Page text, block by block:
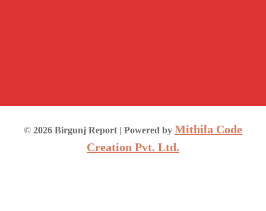
© 2026 Birgunj Report | Powered by Mithila Code
Creation Pvt. Ltd.